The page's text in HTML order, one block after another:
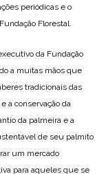
periódicas e o
Florestal.
da Fundação
a muitas mãos que
tradicionais das
a conservação da
da palmeira e a
de seu palmito
um mercado
para aqueles que se